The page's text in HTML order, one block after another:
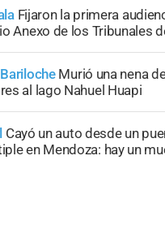
Fijaron la primera
Anexo de los Tribunales
Murió una nena
al lago Nahuel Huapi
Cayó un auto desde un
en Mendoza: hay un